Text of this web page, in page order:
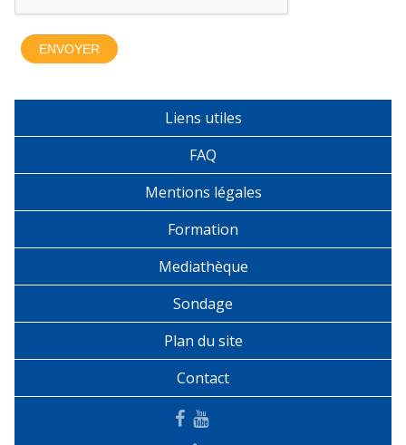
Liens utiles
FAQ
Mentions légales
Formation
Mediathèque
Sondage
Plan du site
Contact